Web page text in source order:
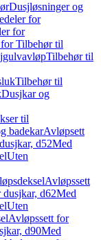
Dusjløsninger og
for
for
Tilbehør til
Tilbehør til
Tilbehør til
Dusjkar og
til
badekarAvløpsett
d52Med
Uten
Avløpssett
d62Med
Uten
Avløpssett for
d90Med